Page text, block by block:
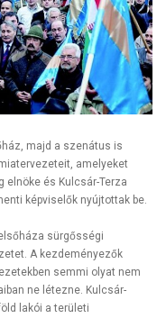
majd a szenátus is
amelyeket
elnöke és Kulcsár-Terza
képviselők nyújtottak be.
sürgősségi
A kezdeményezők
semmi olyat nem
ne létezne. Kulcsár-
lakói a területi